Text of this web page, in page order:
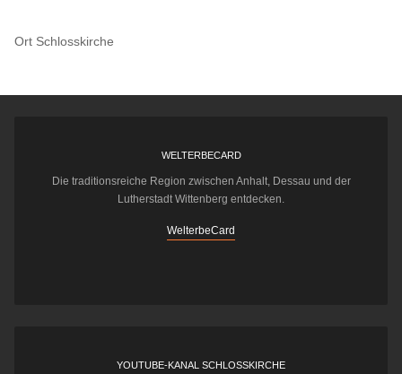
Ort Schlosskirche
WELTERBECARD
Die traditionsreiche Region zwischen Anhalt, Dessau und der
Lutherstadt Wittenberg entdecken.
WelterbeCard
YOUTUBE-KANAL SCHLOSSKIRCHE